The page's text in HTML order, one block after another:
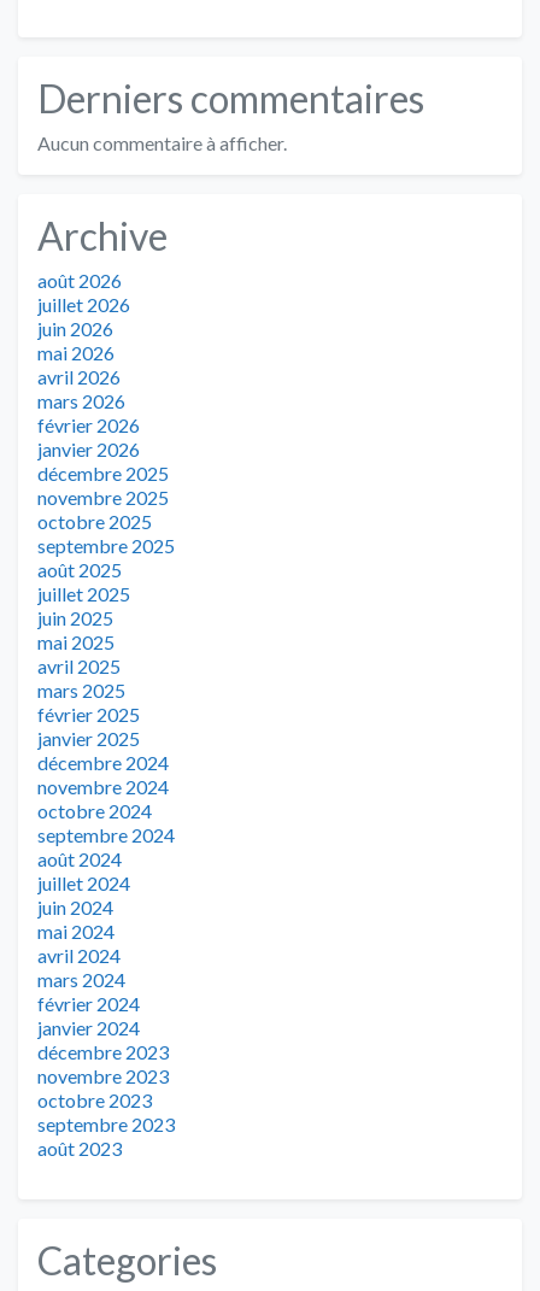
Derniers commentaires
Aucun commentaire à afficher.
Archive
août 2026
juillet 2026
juin 2026
mai 2026
avril 2026
mars 2026
février 2026
janvier 2026
décembre 2025
novembre 2025
octobre 2025
septembre 2025
août 2025
juillet 2025
juin 2025
mai 2025
avril 2025
mars 2025
février 2025
janvier 2025
décembre 2024
novembre 2024
octobre 2024
septembre 2024
août 2024
juillet 2024
juin 2024
mai 2024
avril 2024
mars 2024
février 2024
janvier 2024
décembre 2023
novembre 2023
octobre 2023
septembre 2023
août 2023
Categories